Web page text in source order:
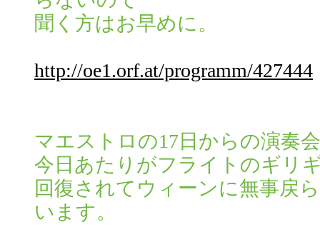
聞く方はお早めに。
http://oe1.orf.at/programm/427444
マエストロの17日からの演奏
今日あたりがフライトのギリ
回復されてウィーンに無事戻
います。